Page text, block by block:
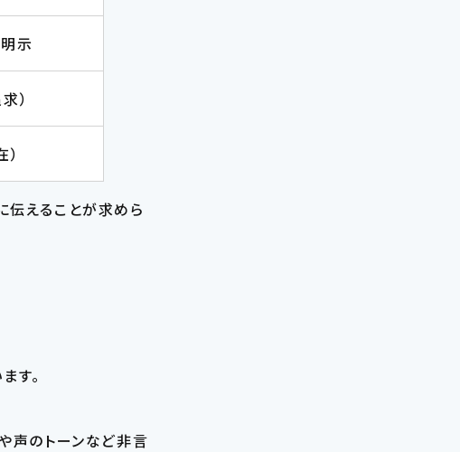
示
）
伝えることが求めら
す。
声のトーンなど非言